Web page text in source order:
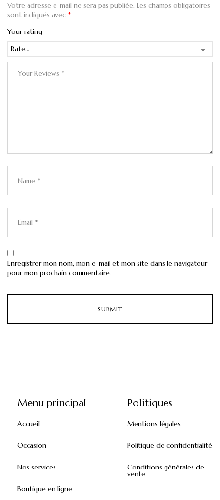
Votre adresse e-mail ne sera pas publiée. Les champs obligatoires
sont indiqués avec *
Your rating
Enregistrer mon nom, mon e-mail et mon site dans le navigateur
pour mon prochain commentaire.
Menu principal
Accueil
Occasion
Nos services
Boutique en ligne
Politiques
Mentions légales
Politique de confidentialité
Conditions générales de
vente